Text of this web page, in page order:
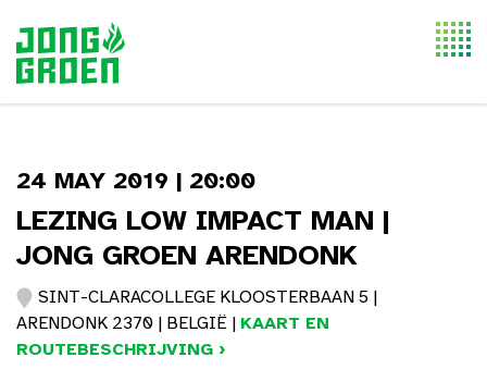
24 MAY 2019 | 20:00
LEZING LOW IMPACT MAN |
JONG GROEN ARENDONK
SINT-CLARACOLLEGE KLOOSTERBAAN 5 |
ARENDONK 2370 | BELGIË | KAART EN
ROUTEBESCHRIJVING ›